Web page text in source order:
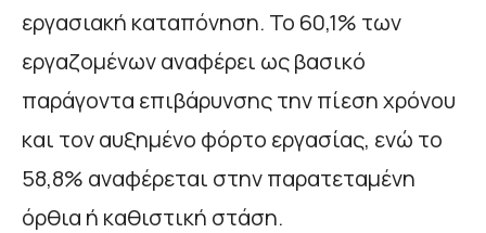
εργασιακή καταπόνηση. Το 60,1% των
εργαζομένων αναφέρει ως βασικό
παράγοντα επιβάρυνσης την πίεση χρόνου
και τον αυξημένο φόρτο εργασίας, ενώ το
58,8% αναφέρεται στην παρατεταμένη
όρθια ή καθιστική στάση.